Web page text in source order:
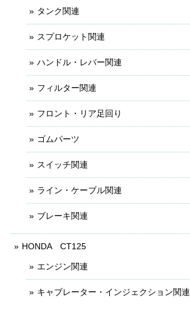
タンク関連
スプロケット関連
ハンドル・レバー関連
フィルター関連
フロント・リア足回り
ゴムパーツ
スイッチ関連
ライン・ケーブル関連
ブレーキ関連
HONDA CT125
エンジン関連
キャブレーター・インジェクション関連